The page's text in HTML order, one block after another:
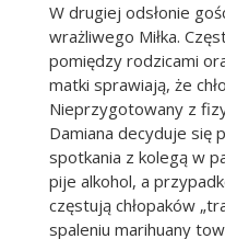
W drugiej odsłonie
wrażliwego Miłka.
pomiędzy rodzicami
matki sprawiają, że
Nieprzygotowany z
Damiana decyduje się
spotkania z kolegą w
pije alkohol, a
częstują chłopaków
spaleniu marihuany